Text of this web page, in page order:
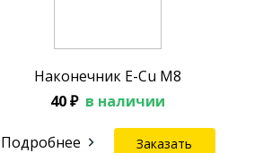
Наконечник E-Cu M8
40 ₽ в наличии
Подробнее Заказать